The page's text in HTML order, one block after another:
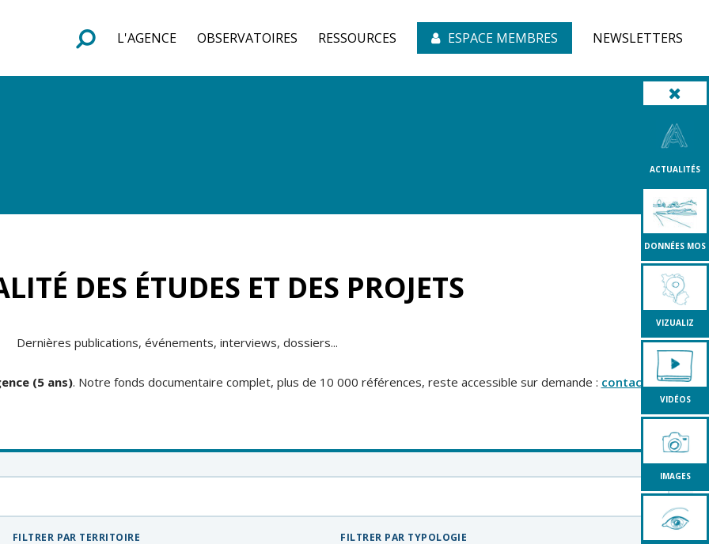
F
o
r
m
u
l
a
i
r
e
d
e
r
e
c
h
e
r
c
h
e L'AGENCE OBSERVATOIRES RESSOURCES ESPACE MEMBRES NEWSLETTERS
ACTUALITÉS
DONNÉES MOS
VIZUALIZ
VIDÉOS
IMAGES
DES ÉTUDES ET DES PROJETS
Dernières publications, événements, interviews, dossiers...
(5 ans). Notre fonds documentaire complet, plus de 10 000 références, reste accessible sur demande : contact
FILTRER PAR TERRITOIRE FILTRER PAR TYPOLOGIE